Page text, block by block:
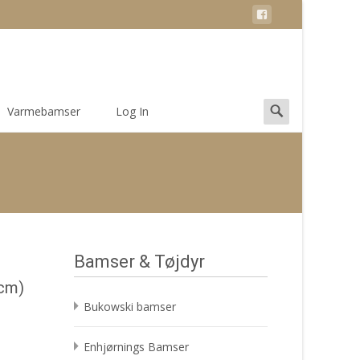
Varmebamser Log In
Search
for:
Bamser & Tøjdyr
Bukowski bamser
Enhjørnings Bamser